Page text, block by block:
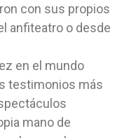
con sus propios
anfiteatro o desde
en el mundo
testimonios más
mano de